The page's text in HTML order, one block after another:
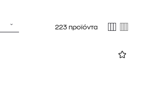
Longchamp Le Pliage
223 προϊόντα